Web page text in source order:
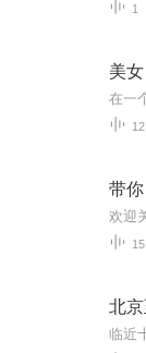
1
美
12
带
15
北